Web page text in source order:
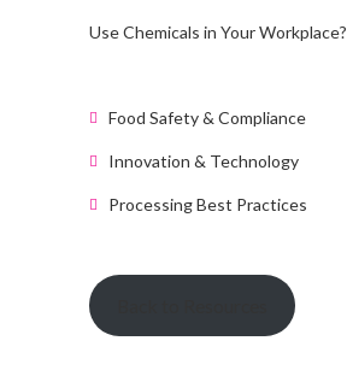
Use Chemicals in Your Workplace?
Food Safety & Compliance
Innovation & Technology
Processing Best Practices